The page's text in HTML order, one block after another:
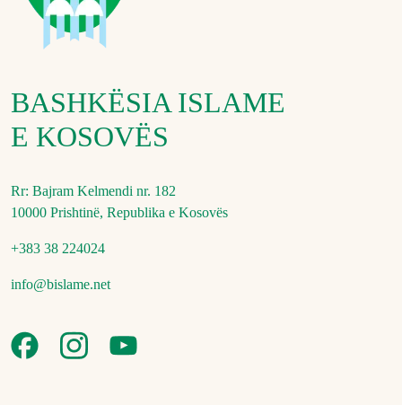
BASHKËSIA ISLAME
E KOSOVËS
Rr: Bajram Kelmendi nr. 182
10000 Prishtinë, Republika e Kosovës
+383 38 224024
info@bislame.net